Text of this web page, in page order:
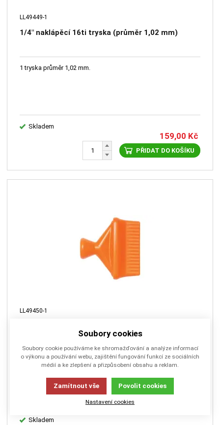
LL49449-1
1/4" naklápěcí 16ti tryska (průměr 1,02 mm)
1 tryska průměr 1,02 mm.
Skladem
159,00 Kč
PŘIDAT DO KOŠÍKU
LL49450-1
1 tryska průměr 1,52 mm.
Skladem
Soubory cookies
Soubory cookie používáme ke shromažďování a analýze informací
o výkonu a používání webu, zajištění fungování funkcí ze sociálních
médií a ke zlepšení a přizpůsobení obsahu a reklam.
Zamítnout vše Povolit cookies
Nastavení cookies